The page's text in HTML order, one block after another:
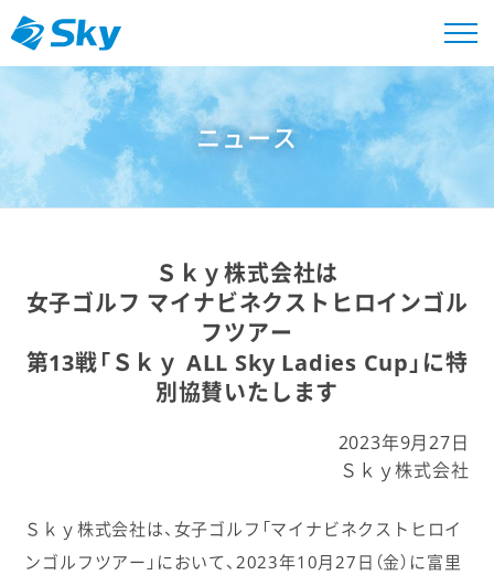
ニュース
Ｓｋｙ株式会社は
女子ゴルフ マイナビネクストヒロインゴル
フツアー
第13戦「Ｓｋｙ ALL Sky Ladies Cup」に特
別協賛いたします
2023年9月27日
Ｓｋｙ株式会社
Ｓｋｙ株式会社は、女子ゴルフ「マイナビネクストヒロイ
ンゴルフツアー」において、2023年10月27日（金）に富里